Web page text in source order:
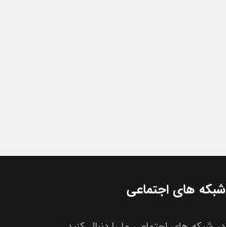
شبکه های اجتماعی